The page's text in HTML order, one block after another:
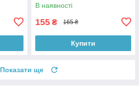
В наявності
155 ₴ 165 ₴
Купити
Показати ще